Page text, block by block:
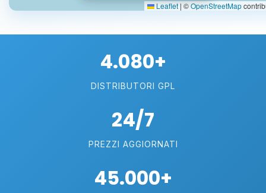
Leaflet | ©OpenStreetMap
4.080+
DISTRIBUTORI GPL
24/7
PREZZI AGGIORNATI
45.000+